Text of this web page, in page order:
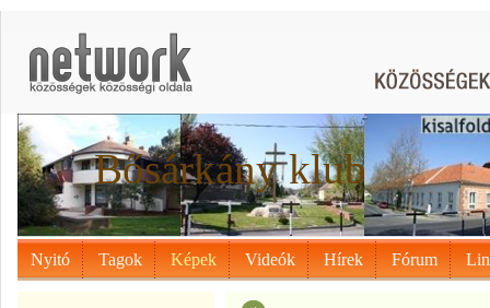
Bősárkány klub
Nyitó Tagok Képek Videók Hírek Fórum